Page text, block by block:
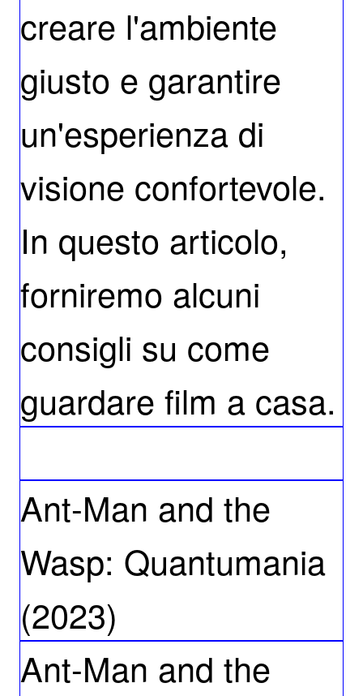
creare l'ambiente
giusto e garantire
un'esperienza di
visione confortevole.
In questo articolo,
forniremo alcuni
consigli su come
guardare film a casa.
Ant-Man and the
Wasp: Quantumania
(2023)
Ant-Man and the